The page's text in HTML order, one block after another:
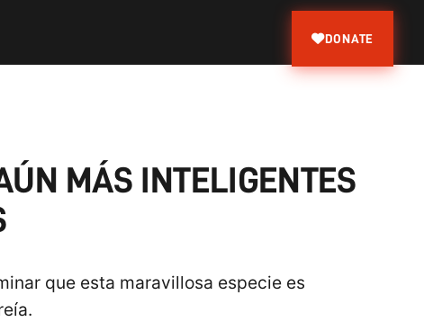
DONATE
MÁS INTELIGENTES
que esta maravillosa especie es